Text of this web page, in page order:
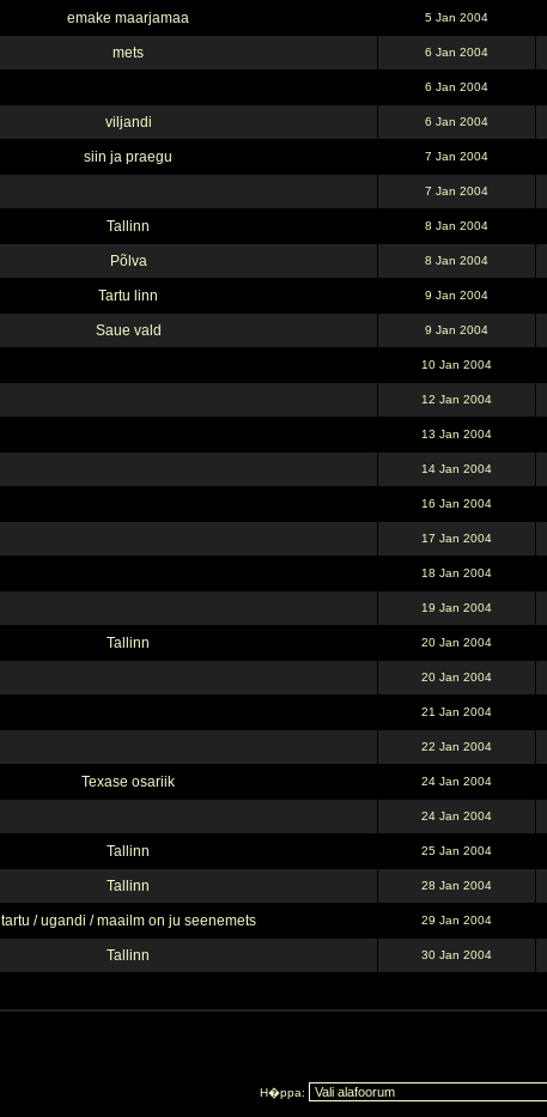
emake maarjamaa 5 Jan 2004
mets 6 Jan 2004
6 Jan 2004
viljandi 6 Jan 2004
siin ja praegu 7 Jan 2004
7 Jan 2004
Tallinn 8 Jan 2004
Põlva 8 Jan 2004
Tartu linn 9 Jan 2004
Saue vald 9 Jan 2004
10 Jan 2004
12 Jan 2004
13 Jan 2004
14 Jan 2004
16 Jan 2004
17 Jan 2004
18 Jan 2004
19 Jan 2004
Tallinn 20 Jan 2004
20 Jan 2004
21 Jan 2004
22 Jan 2004
Texase osariik 24 Jan 2004
24 Jan 2004
Tallinn 25 Jan 2004
Tallinn 28 Jan 2004
tartu / ugandi / maailm on ju seenemets 29 Jan 2004
Tallinn 30 Jan 2004
H�ppa: